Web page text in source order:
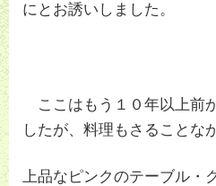
にとお誘いしました。
ここはもう１０年以上前
したが、料理もさることな
上品なピンクのテーブル・